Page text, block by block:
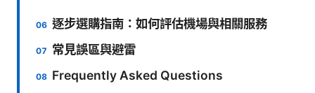
逐步選購指南：如何評估機場與相關服務
常見誤區與避雷
Frequently Asked Questions